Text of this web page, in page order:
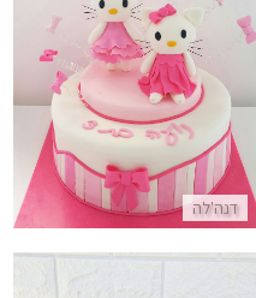
דנה'לה
עוגת הלו קיטי מבצק סוכר
התקשר/י